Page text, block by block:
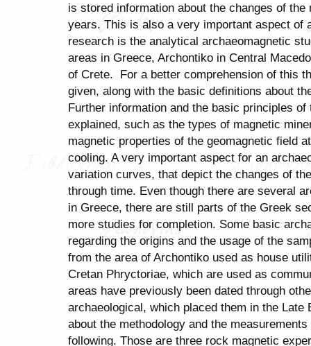
is stored information about the changes of
years. This is also a very important aspect of
research is the analytical archaeomagnetic
areas in Greece, Archontiko in Central
of Crete. For a better comprehension of this
given, along with the basic definitions about
Further information and the basic principles
explained, such as the types of magnetic
magnetic properties of the geomagnetic field
cooling. A very important aspect for an
variation curves, that depict the changes of
through time. Even though there are several
in Greece, there are still parts of the Greek
more studies for completion. Some basic
regarding the origins and the usage of the
from the area of Archontiko used as house
Cretan Phryctoriae, which are used as
areas have previously been dated through
archaeological, which placed them in the Late
about the methodology and the
following. Those are three rock magnetic